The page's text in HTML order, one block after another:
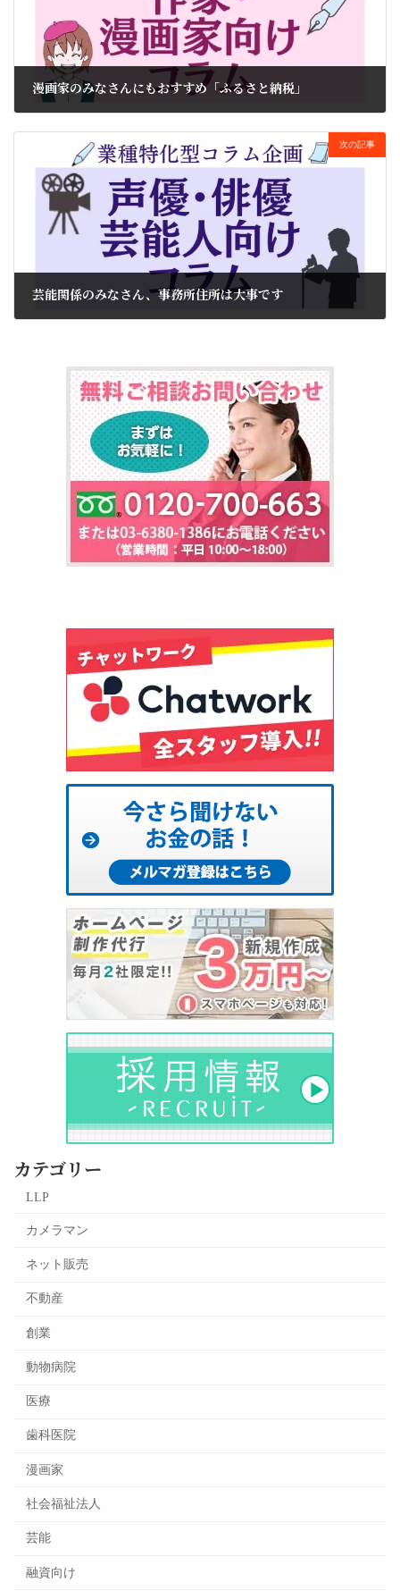
漫画家のみなさんにもおすすめ「ふるさと納税」
次の記事
芸能関係のみなさん、事務所住所は大事です
カテゴリー
LLP
カメラマン
ネット販売
不動産
創業
動物病院
医療
歯科医院
漫画家
社会福祉法人
芸能
融資向け